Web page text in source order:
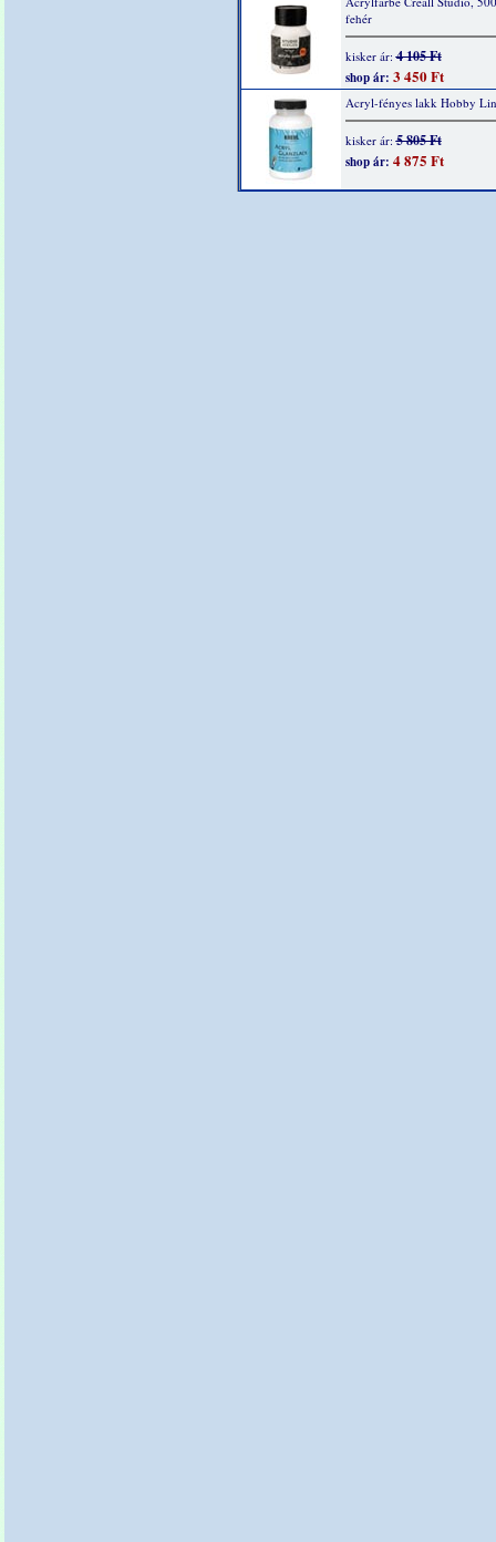
fehér
kisker ár:4 105 Ft
shop ár: 3 450 Ft
Acryl-fényes lakk Hobby
kisker ár:5 805 Ft
shop ár: 4 875 Ft